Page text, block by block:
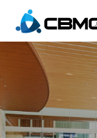
CBMC紹介
参加する
月曜日のマナ